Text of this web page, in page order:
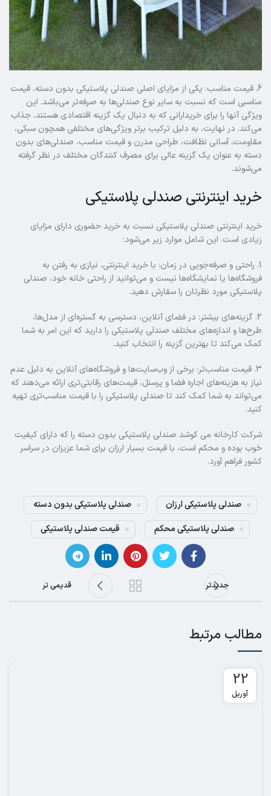
6. قیمت مناسب: یکی از مزایای اصلی صندلی‌ پلاستیکی بدون دسته، قیمت
مناسبی است که نسبت به سایر نوع صندلی‌ها به صرفه‌تر می‌باشد. این
ویژگی آنها را برای خریدارانی که به دنبال یک گزینه اقتصادی هستند، جذاب
می‌کند. در نهایت، به دلیل ترکیب برتر ویژگی‌های مختلفی همچون سبکی،
مقاومت، آسانی نظافت، طراحی مدرن و قیمت مناسب، صندلی‌های بدون
دسته به عنوان یک گزینه عالی برای مصرف کنندگان مختلف در نظر گرفته
می‌شوند.
خرید اینترنتی صندلی پلاستیکی
خرید اینترنتی صندلی پلاستیکی نسبت به خرید حضوری دارای مزایای
زیادی است. این شامل موارد زیر می‌شود:
1. راحتی و صرفه‌جویی در زمان: با خرید اینترنتی، نیازی به رفتن به
فروشگاه‌ها یا نمایشگاه‌ها نیست و می‌توانید از راحتی خانه خود، صندلی
پلاستیکی مورد نظرتان را سفارش دهید.
2. گزینه‌های بیشتر: در فضای آنلاین، دسترسی به گستره‌ای از مدل‌ها،
طرح‌ها و اندازه‌های مختلف صندلی پلاستیکی را دارید که این امر به شما
کمک می‌کند تا بهترین گزینه را انتخاب کنید.
3. قیمت مناسب‌تر: برخی از وب‌سایت‌ها و فروشگاه‌های آنلاین به دلیل عدم
نیاز به هزینه‌های اجاره فضا و پرسنل، قیمت‌های رقابتی‌تری ارائه می‌دهند که
می‌تواند به شما کمک کند تا صندلی پلاستیکی را با قیمت مناسب‌تری تهیه
کنید.
شرکت کارخانه می کوشد صندلی پلاستیکی بدون دسته را که دارای کیفیت
خوب بوده و محکم است، با قیمت بسیار ارزان برای شما عزیزان در سراسر
کشور فراهم آورد.
صندلی پلاستیکی ارزان
صندلی پلاستیکی بدون دسته
صندلی پلاستیکی محکم
قیمت صندلی پلاستیکی
جدیدتر قدیمی تر
مطالب مرتبط
22
آوریل